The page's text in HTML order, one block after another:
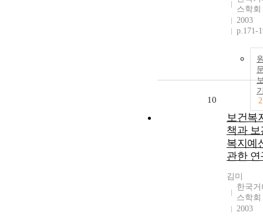
스학회
2003
p.171-
2
10
보건복
책과 보
복지예
관한 연
김미
한국
스학회
2003